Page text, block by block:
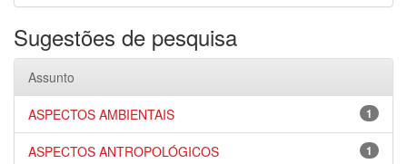
Sugestões de pesquisa
Assunto
1
ASPECTOS AMBIENTAIS
1
ASPECTOS ANTROPOLÓGICOS